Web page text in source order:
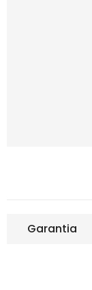
Garantia